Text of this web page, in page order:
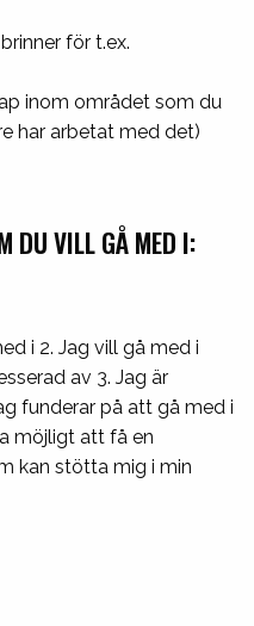
för t.ex.
inom området som du
har arbetat med det)
DU VILL GÅ MED I:
i 2. Jag vill gå med i
av 3. Jag är
funderar på att gå med i
möjligt att få en
kan stötta mig i min